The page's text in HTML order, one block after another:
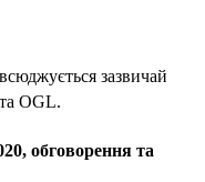
зазвичай
OGL.
обговорення та